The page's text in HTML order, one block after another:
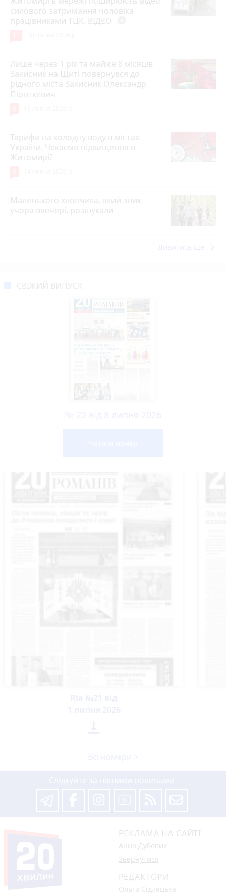
силового затримання чоловіка
працівниками ТЦК. ВІДЕО
Лише через 1 рік та майже 8 місяців
Захисник на Щиті повернувся до
рідного міста Захисник Олександр
Піонткевич
Тарифи на холодну воду в містах
України. Чекаємо підвищення в
Житомирі?
Маленького хлопчика, який зник
учора ввечері, розшукали
РЕКЛАМА НА САЙТІ
Анна Дубовик
Звернутися
РЕДАКТОРИ
Ольга Сідлецька